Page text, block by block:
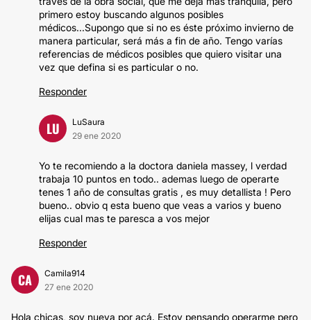
primero estoy buscando algunos posibles
médicos...Supongo que si no es éste próximo invierno de
manera particular, será más a fin de año. Tengo varías
referencias de médicos posibles que quiero visitar una
vez que defina si es particular o no.
Responder
LU
LuSaura
29 ene 2020
Yo te recomiendo a la doctora daniela massey, l verdad
trabaja 10 puntos en todo.. ademas luego de operarte
tenes 1 año de consultas gratis , es muy detallista ! Pero
bueno.. obvio q esta bueno que veas a varios y bueno
elijas cual mas te paresca a vos mejor
Responder
CA
Camila914
27 ene 2020
Hola chicas, soy nueva por acá. Estoy pensando operarme pero